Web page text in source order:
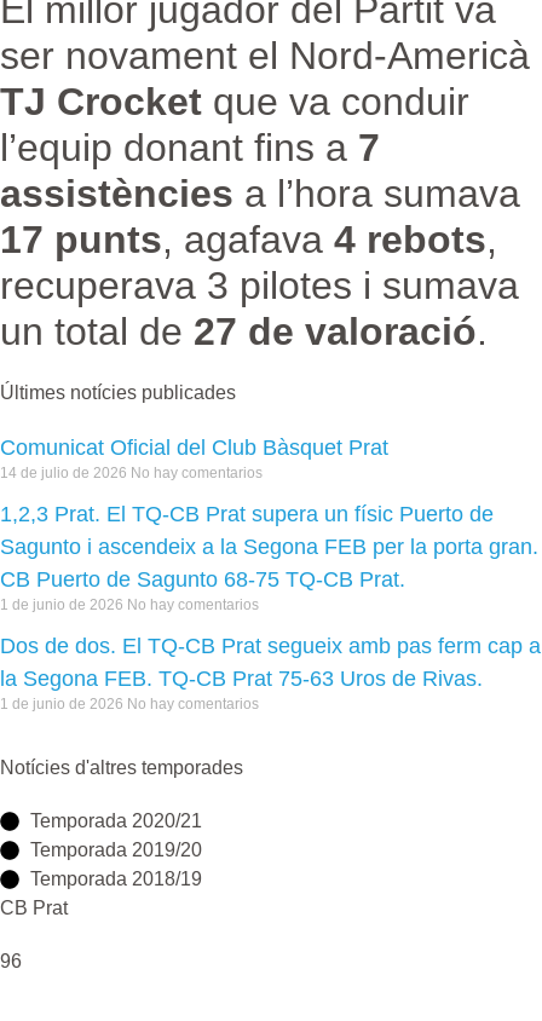
El millor jugador del Partit va
ser novament el Nord-Americà
TJ Crocket que va conduir
l’equip donant fins a 7
assistències a l’hora sumava
17 punts, agafava 4 rebots,
recuperava 3 pilotes i sumava
un total de 27 de valoració.
Últimes notícies publicades
Comunicat Oficial del Club Bàsquet Prat
14 de julio de 2026 No hay comentarios
1,2,3 Prat. El TQ-CB Prat supera un físic Puerto de
Sagunto i ascendeix a la Segona FEB per la porta gran.
CB Puerto de Sagunto 68-75 TQ-CB Prat.
1 de junio de 2026 No hay comentarios
Dos de dos. El TQ-CB Prat segueix amb pas ferm cap a
la Segona FEB. TQ-CB Prat 75-63 Uros de Rivas.
1 de junio de 2026 No hay comentarios
Notícies d'altres temporades
Temporada 2020/21
Temporada 2019/20
Temporada 2018/19
CB Prat
96